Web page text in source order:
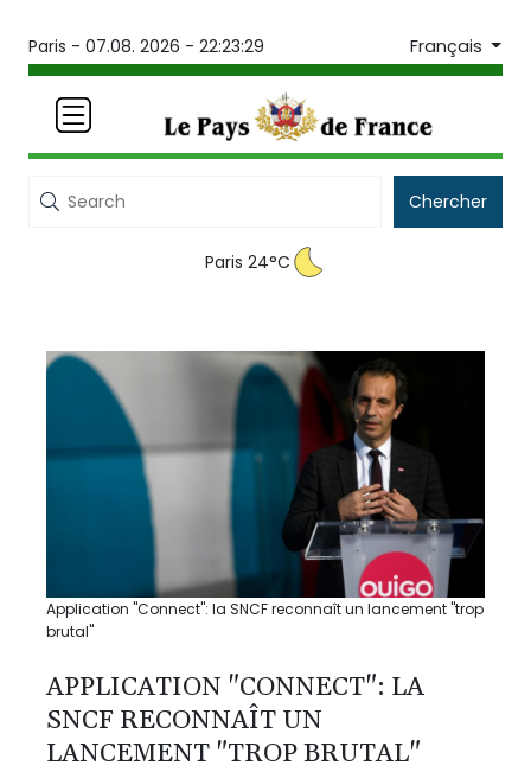
Paris - 07.08. 2026 - 22:23:29 Français
Chercher
Paris 24°C
Application "Connect": la SNCF reconnaît un lancement "trop
brutal"
APPLICATION "CONNECT": LA
SNCF RECONNAÎT UN
LANCEMENT "TROP BRUTAL"